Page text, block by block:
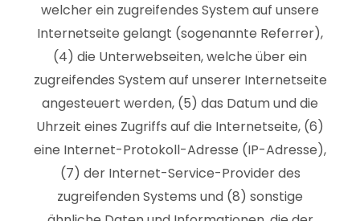
welcher ein zugreifendes System auf unsere
Internetseite gelangt (sogenannte Referrer),
(4) die Unterwebseiten, welche über ein
zugreifendes System auf unserer Internetseite
angesteuert werden, (5) das Datum und die
Uhrzeit eines Zugriffs auf die Internetseite, (6)
eine Internet-Protokoll-Adresse (IP-Adresse),
(7) der Internet-Service-Provider des
zugreifenden Systems und (8) sonstige